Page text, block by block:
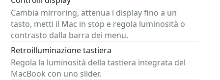
Cambia mirroring, attenua i display fino a un
tasto, metti il Mac in stop e regola luminosità o
contrasto dalla barra dei menu.
Retroilluminazione tastiera
Regola la luminosità della tastiera integrata del
MacBook con uno slider.